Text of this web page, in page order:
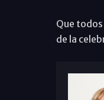
Que
de la